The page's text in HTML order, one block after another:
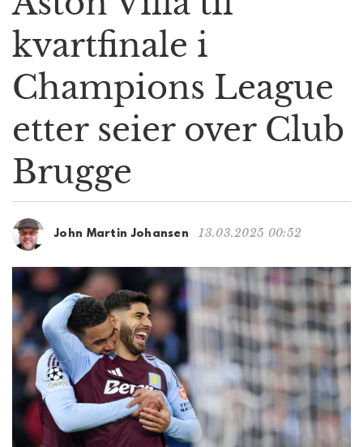
a
o
kvartfinale i
Champions League
etter seier over Club
Brugge
John Martin Johansen 13.03.2025 00:52